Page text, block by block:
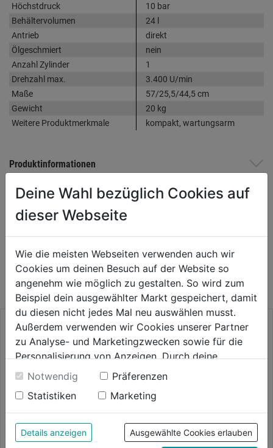
Höchstdruck
10 bar
Behältervolumen
24 l
Antrieb
direkt
Ölgeschmiert
nein
Anzahl Zylinder
1
Drehzahl max.
3.400 U/min
Maße
57/25,5/44,5 cm
Gewicht
20 kg
Weitere Produktmerkmale
kompakt, wartungsarm
Produktinformationen
Herstellerinformationen
AUCH INTERESSANT
Deine Wahl bezüglich Cookies auf
dieser Webseite
Wie die meisten Webseiten verwenden auch wir
Cookies um deinen Besuch auf der Website so
angenehm wie möglich zu gestalten. So wird zum
Beispiel dein ausgewählter Markt gespeichert, damit
du diesen nicht jedes Mal neu auswählen musst.
Außerdem verwenden wir Cookies unserer Partner
zu Analyse- und Marketingzwecken sowie für die
Personalisierung von Anzeigen. Durch deine
Einwilligung werden die Daten von Drittanbieter,
unter anderem auch in den USA, verarbeitet.
Durch Klick auf "Alle Cookies erlauben" stimmst du
der Verwendung aller Cookies zu. Unter "Details
anzeigen" findest du alle Infos zu den
unterschiedlichen Cookies, unter "Cookies
Notwendig
Präferenzen
Statistiken
Marketing
Details anzeigen Ausgewählte Cookies erlauben